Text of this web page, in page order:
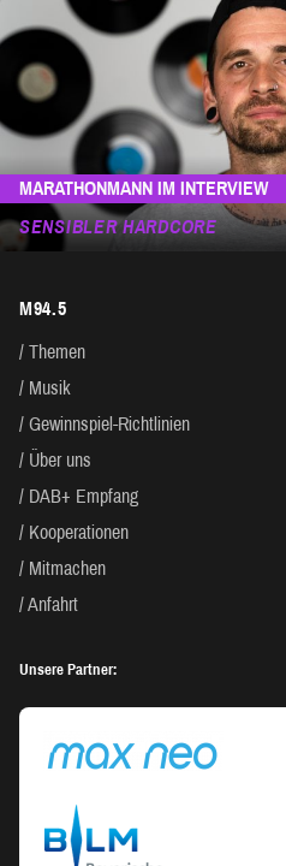
MARATHONMANN IM INTERVIEW
SENSIBLER HARDCORE
M94.5
Themen
Musik
Gewinnspiel-Richtlinien
Über uns
DAB+ Empfang
Kooperationen
Mitmachen
Anfahrt
Unsere Partner: